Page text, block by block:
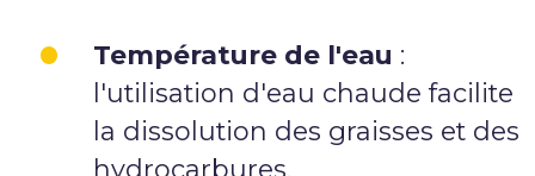
Température de l'eau :
l'utilisation d'eau chaude facilite
la dissolution des graisses et des
hydrocarbures.